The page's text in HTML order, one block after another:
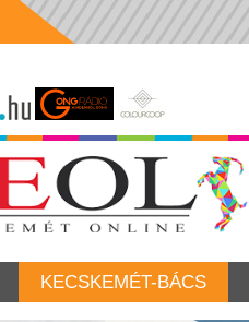
KECSKEMÉT-BÁCS